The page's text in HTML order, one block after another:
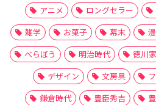
アニメ
ロングセラー
雑学
お菓子 幕末
べらぼう
明治時代 徳川
デザイン
文房具
鎌倉時代
豊臣秀吉